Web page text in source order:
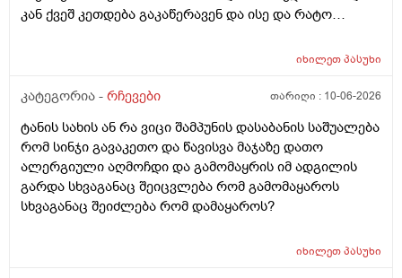
კან ქვეშ კეთდება გაკაწერავენ და ისე და რატო
ახარო რატომ იკითხებიან თუ ანა ფილოქსიოზე არ
გამონაყარი გაჩნდე რატო არიან მზად ყოფნაში გუშინ
რატო არ აკეთებენ ამ სინდს ყველგან და რატომ
მაინცდამაინც სპეციალურ კლინიკებში რატომ ეს
შენიათ
იხილეთპასუხი
კატეგორია - რჩევები თარიღი : 10-06-2026
ტანის სახის ან რა ვიცი შამპუნის დასაბანის საშუალება
რომ სინჯი გავაკეთო და წავისვა მაჯაზე დათო
ალერგიული აღმოჩდი და გამომაყრის იმ ადგილის
გარდა სხვაგანაც შეიცვლება რომ გამომაყაროს
სხვაგანაც შეიძლება რომ დამაყაროს?
იხილეთპასუხი